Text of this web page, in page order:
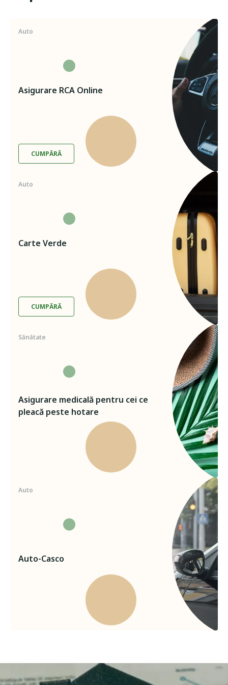
Auto
Asigurare RCA Online
CUMPĂRĂ
Auto
Carte Verde
CUMPĂRĂ
Sănătate
Asigurare medicală pentru cei cе
pleacă peste hotare
Auto
Auto-Casco